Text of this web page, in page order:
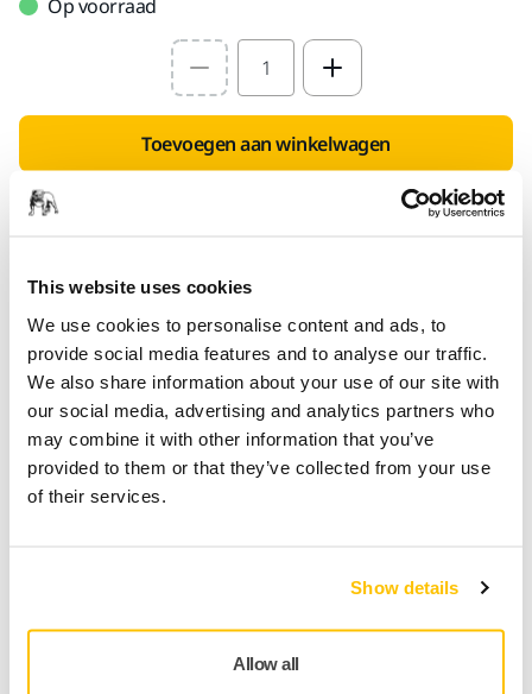
This website uses cookies
We use cookies to personalise content and ads, to
provide social media features and to analyse our traffic.
We also share information about your use of our site with
our social media, advertising and analytics partners who
may combine it with other information that you’ve
provided to them or that they’ve collected from your use
of their services.
Show details
Allow all
Op voorraad
Select quantity value
Toevoegen aan winkelwagen
SPECIAAL VOOR U
Geen verzendkosten bij bestellingen vanaf €49,90
incl. btw
Veilige betaling
Track & Trace
Zwarte controlepoeder voor gebruik op lichte oppervlakken.
Het poeder maakt alle onvolkomenheden en krassen
zichtbaar. Dit unieke product zorgt voor een gelijkmatige